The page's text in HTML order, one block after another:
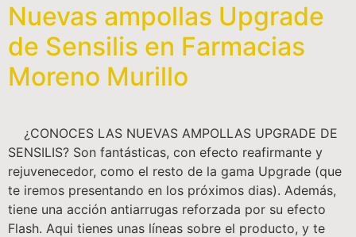
Nuevas ampollas Upgrade
de Sensilis en Farmacias
Moreno Murillo
¿CONOCES LAS NUEVAS AMPOLLAS UPGRADE DE
SENSILIS? Son fantásticas, con efecto reafirmante y
rejuvenecedor, como el resto de la gama Upgrade (que
te iremos presentando en los próximos dias). Además,
tiene una acción antiarrugas reforzada por su efecto
Flash. Aqui tienes unas líneas sobre el producto, y te